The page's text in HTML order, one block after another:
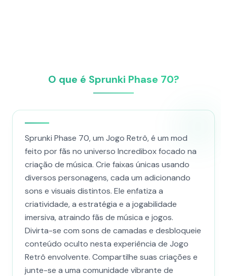
O que é Sprunki Phase 70?
Sprunki Phase 70, um Jogo Retrô, é um mod
feito por fãs no universo Incredibox focado na
criação de música. Crie faixas únicas usando
diversos personagens, cada um adicionando
sons e visuais distintos. Ele enfatiza a
criatividade, a estratégia e a jogabilidade
imersiva, atraindo fãs de música e jogos.
Divirta-se com sons de camadas e desbloqueie
conteúdo oculto nesta experiência de Jogo
Retrô envolvente. Compartilhe suas criações e
junte-se a uma comunidade vibrante de